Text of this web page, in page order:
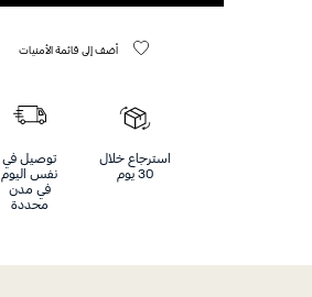
أضف إلى قائمة الأمنيات
استرجاع خلال
30 يوم
توصيل في
نفس اليوم
في مدن
محددة